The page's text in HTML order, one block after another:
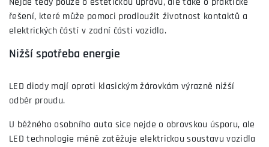
Nejde tedy pouze o estetickou úpravu, ale také o praktické
řešení, které může pomoci prodloužit životnost kontaktů a
elektrických částí v zadní části vozidla.
Nižší spotřeba energie
LED diody mají oproti klasickým žárovkám výrazně nižší
odběr proudu.
U běžného osobního auta sice nejde o obrovskou úsporu, ale
LED technologie méně zatěžuje elektrickou soustavu vozidla